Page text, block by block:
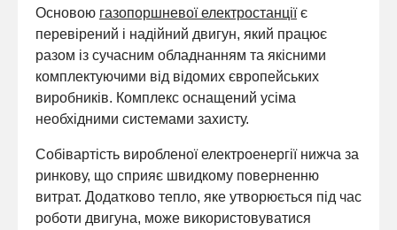
Основою газопоршневої електростанціїє
перевірений і надійний двигун, який працює
разом із сучасним обладнанням та якісними
комплектуючими від відомих європейських
виробників. Комплекс оснащений усіма
необхідними системами захисту.
Собівартість виробленої електроенергії нижча за
ринкову, що сприяє швидкому поверненню
витрат. Додатково тепло, яке утворюється під час
роботи двигуна, може використовуватися